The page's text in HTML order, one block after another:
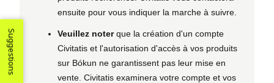
ensuite pour vous indiquer la marche à suivre.
Veuillez noterque la création d'un compte
Civitatis et l'autorisation d'accès à vos produits
sur Bókun ne garantissent pas leur mise en
vente. Civitatis examinera votre compte et vos
Suggestions